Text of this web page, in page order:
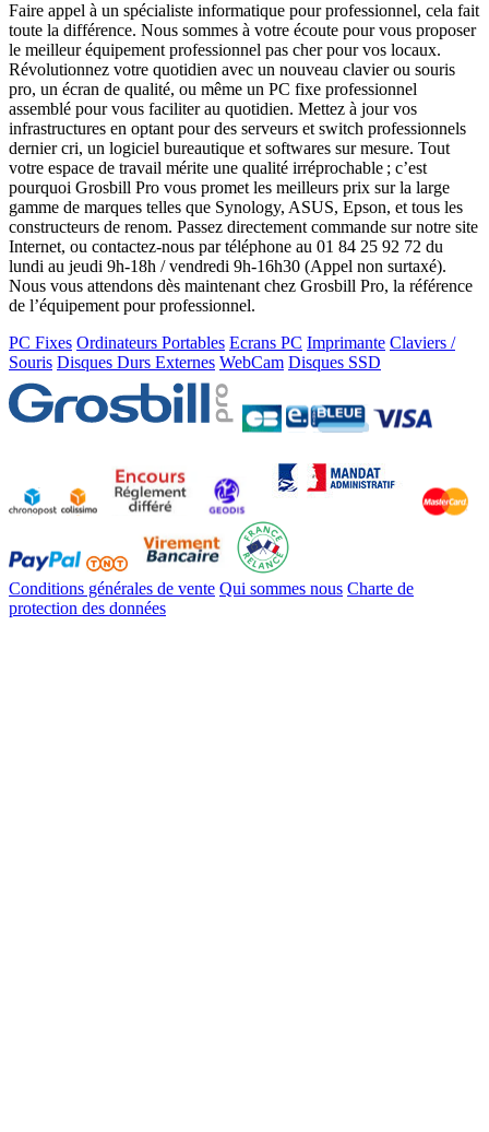
Faire appel à un spécialiste informatique pour professionnel, cela fait
toute la différence. Nous sommes à votre écoute pour vous proposer
le meilleur équipement professionnel pas cher pour vos locaux.
Révolutionnez votre quotidien avec un nouveau clavier ou souris
pro, un écran de qualité, ou même un PC fixe professionnel
assemblé pour vous faciliter au quotidien. Mettez à jour vos
infrastructures en optant pour des serveurs et switch professionnels
dernier cri, un logiciel bureautique et softwares sur mesure. Tout
votre espace de travail mérite une qualité irréprochable ; c’est
pourquoi Grosbill Pro vous promet les meilleurs prix sur la large
gamme de marques telles que Synology, ASUS, Epson, et tous les
constructeurs de renom. Passez directement commande sur notre site
Internet, ou contactez-nous par téléphone au 01 84 25 92 72 du
lundi au jeudi 9h-18h / vendredi 9h-16h30 (Appel non surtaxé).
Nous vous attendons dès maintenant chez Grosbill Pro, la référence
de l’équipement pour professionnel.
PC Fixes Ordinateurs Portables Ecrans PC Imprimante Claviers /
Souris Disques Durs Externes WebCam Disques SSD
Conditions générales de vente Qui sommes nous Charte de
protection des données